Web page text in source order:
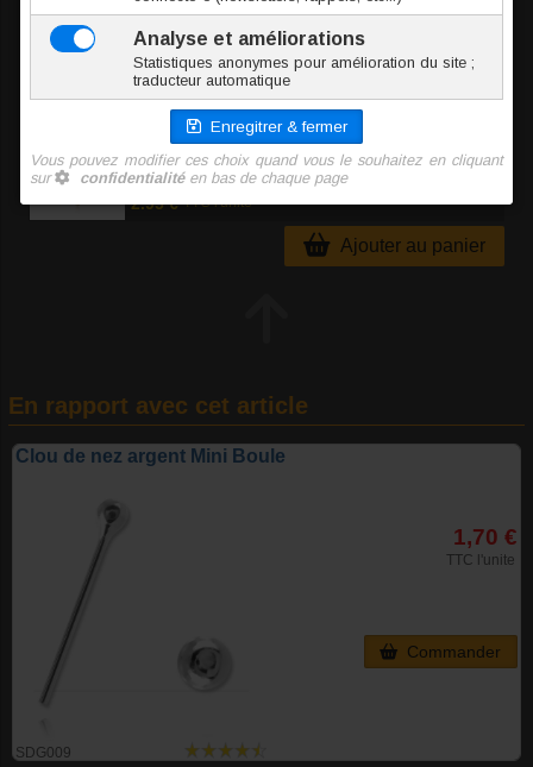
B Longueur
Élément
SSJ201-0.8/15/2.2-CR
Cristal
0.1 g
2.95 € TTC l'unité
Ajouter au panier
En rapport avec cet article
Clou de nez argent Mini Boule
SDG009
1,70 €
TTC l'unite
Commander